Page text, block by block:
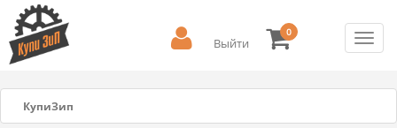
Выйти
0
КупиЗип